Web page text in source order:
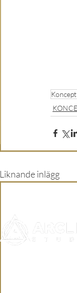
Liknande inlägg